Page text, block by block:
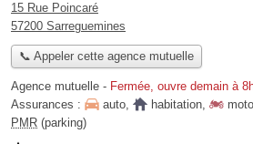
15 Rue Poincaré
57200 Sarreguemines
📞 Appeler cette agence mutuelle
Agence mutuelle - Fermée, ouvre demain à
Assurances :
auto, habitation, moto
PMR (parking)